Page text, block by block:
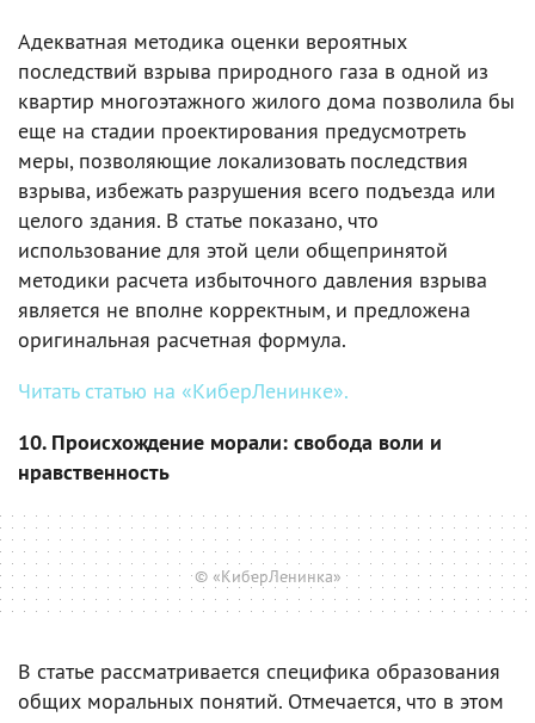
Адекватная методика оценки вероятных
последствий взрыва природного газа в одной из
квартир многоэтажного жилого дома позволила бы
еще на стадии проектирования предусмотреть
меры, позволяющие локализовать последствия
взрыва, избежать разрушения всего подъезда или
целого здания. В статье показано, что
использование для этой цели общепринятой
методики расчета избыточного давления взрыва
является не вполне корректным, и предложена
оригинальная расчетная формула.
Читать статью на «КиберЛенинке».
10. Происхождение морали: свобода воли и
нравственность
© «КиберЛенинка»
В статье рассматривается специфика образования
общих моральных понятий. Отмечается, что в этом